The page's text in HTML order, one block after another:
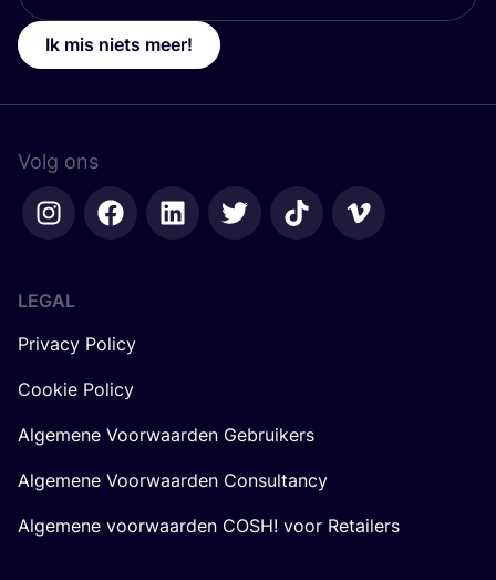
Ik mis niets meer!
Volg ons
LEGAL
Privacy Policy
Cookie Policy
Algemene Voorwaarden Gebruikers
Algemene Voorwaarden Consultancy
Algemene voorwaarden COSH! voor Retailers